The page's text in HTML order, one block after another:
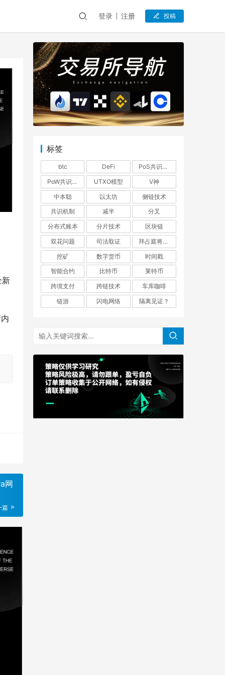
登录 注册 投稿
新
网
篇
标签
btc DeFi
PoS共识机制
PoW共识机制
UTXO模型
V神
中本聪
以太坊
侧链技术
共识机制
减半
分叉
分布式账本
分片技术
区块链
双花问题
司法取证
拜占庭将军问题
挖矿
数字货币
时间戳
智能合约
比特币
莱特币
跨境支付
跨链技术
车库咖啡
链游
闪电网络 隔离见证？